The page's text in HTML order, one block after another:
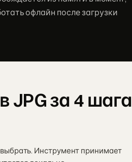
офлайн после загрузки
JPG за 4 шага
Инструмент принимает